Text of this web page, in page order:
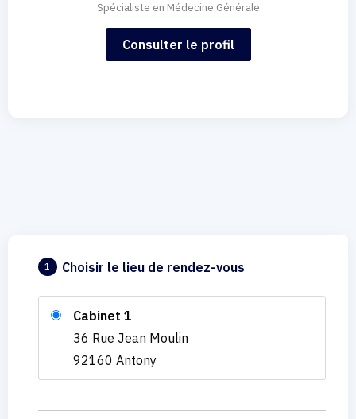
Spécialiste en Médecine Générale
Consulter le profil
1 Choisir le lieu de rendez-vous
Cabinet 1
36 Rue Jean Moulin
92160 Antony